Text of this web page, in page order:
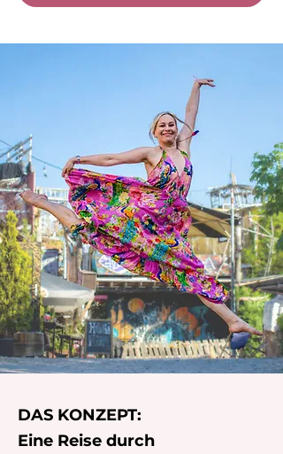
DAS KONZEPT:
Eine Reise durch